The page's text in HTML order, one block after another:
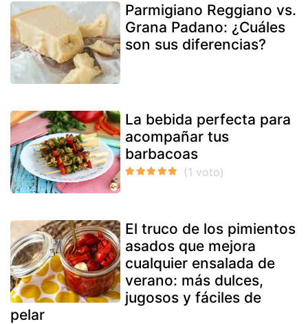
Parmigiano Reggiano vs.
Grana Padano: ¿Cuáles
son sus diferencias?
La bebida perfecta para
acompañar tus
barbacoas
El truco de los pimientos
asados que mejora
cualquier ensalada de
verano: más dulces,
jugosos y fáciles de
pelar